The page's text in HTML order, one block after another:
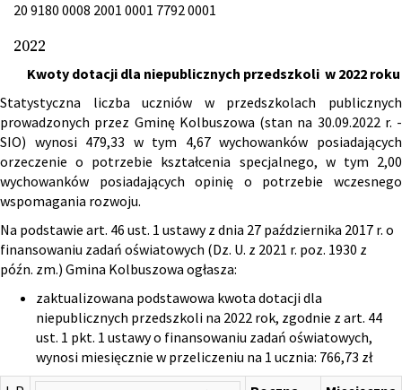
20 9180 0008 2001 0001 7792 0001
2022
Kwoty dotacji dla niepublicznych przedszkoli w 2022 roku
Statystyczna liczba uczniów w przedszkolach publicznych
prowadzonych przez Gminę Kolbuszowa (stan na 30.09.2022 r. -
SIO) wynosi 479,33 w tym 4,67 wychowanków posiadających
orzeczenie o potrzebie kształcenia specjalnego, w tym 2,00
wychowanków posiadających opinię o potrzebie wczesnego
wspomagania rozwoju.
Na podstawie art. 46 ust. 1 ustawy z dnia 27 października 2017 r. o
finansowaniu zadań oświatowych (Dz. U. z 2021 r. poz. 1930 z
późn. zm.) Gmina Kolbuszowa ogłasza:
zaktualizowana podstawowa kwota dotacji dla
niepublicznych przedszkoli na 2022 rok, zgodnie z art. 44
ust. 1 pkt. 1 ustawy o finansowaniu zadań oświatowych,
wynosi miesięcznie w przeliczeniu na 1 ucznia: 766,73 zł